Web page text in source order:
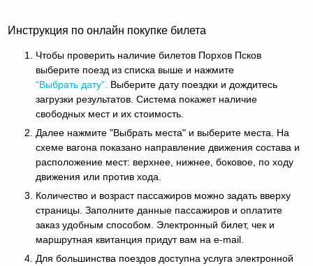
Инструкция по онлайн покупке билета
Чтобы проверить наличие билетов Порхов Псков
выберите поезд из списка выше и нажмите
“Выбрать дату”. Выберите дату поездки и дождитесь
загрузки результатов. Система покажет наличие
свободных мест и их стоимость.
Далее нажмите "Выбрать места" и выберите места. На
схеме вагона показано направление движения состава и
расположение мест: верхнее, нижнее, боковое, по ходу
движения или против хода.
Количество и возраст пассажиров можно задать вверху
страницы. Заполните данные пассажиров и оплатите
заказ удобным способом. Электронный билет, чек и
маршрутная квитанция придут вам на e-mail.
Для большинства поездов доступна услуга электронной